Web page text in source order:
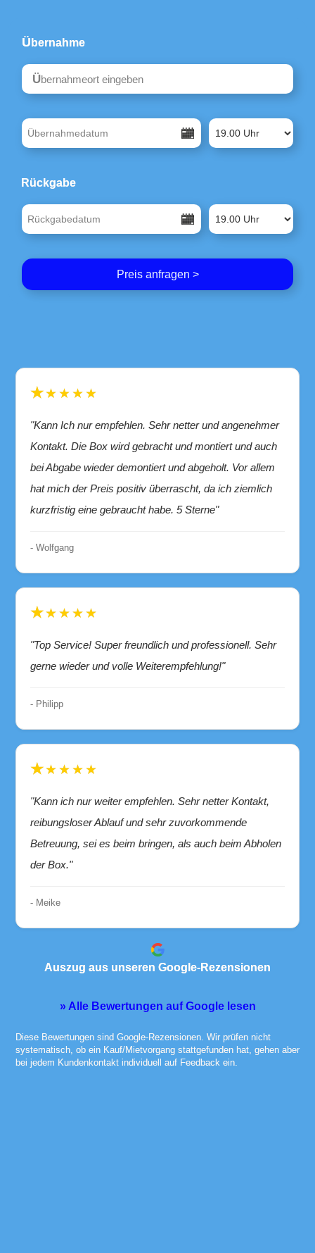
Übernahme
Rückgabe
Preis anfragen >
★★★★★
"Kann Ich nur empfehlen. Sehr netter und angenehmer
Kontakt. Die Box wird gebracht und montiert und auch
bei Abgabe wieder demontiert und abgeholt. Vor allem
hat mich der Preis positiv überrascht, da ich ziemlich
kurzfristig eine gebraucht habe. 5 Sterne"
- Wolfgang
★★★★★
"Top Service! Super freundlich und professionell. Sehr
gerne wieder und volle Weiterempfehlung!"
- Philipp
★★★★★
"Kann ich nur weiter empfehlen. Sehr netter Kontakt,
reibungsloser Ablauf und sehr zuvorkommende
Betreuung, sei es beim bringen, als auch beim Abholen
der Box."
- Meike
Auszug aus unseren Google-Rezensionen
» Alle Bewertungen auf Google lesen
Diese Bewertungen sind Google-Rezensionen. Wir prüfen nicht
systematisch, ob ein Kauf/Mietvorgang stattgefunden hat, gehen aber
bei jedem Kundenkontakt individuell auf Feedback ein.